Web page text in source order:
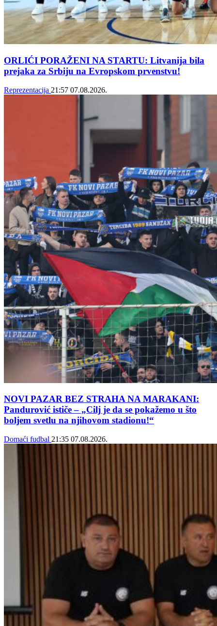
ORLIĆI PORAŽENI NA STARTU: Litvanija bila
prejaka za Srbiju na Evropskom prvenstvu!
Reprezentacija 21:57 07.08.2026.
NOVI PAZAR BEZ STRAHA NA MARAKANI:
Pandurović ističe – „Cilj je da se pokažemo u što
boljem svetlu na njihovom stadionu!“
Domaći fudbal 21:35 07.08.2026.